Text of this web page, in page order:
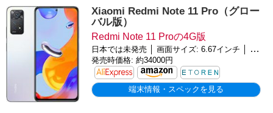
Xiaomi Redmi Note 11 Pro（グロー
バル版）
Redmi Note 11 Proの4G版
日本では未発売 │ 画面サイズ: 6.67インチ │ バッテリー: 5000mAh │ OS: Android 11
発売時価格: 約34000円
端末情報・スペックを見る